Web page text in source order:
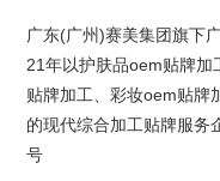
广东(广州)赛美集团旗下
21年以护肤品oem贴牌加
贴牌加工、彩妆oem贴牌
的现代综合加工贴牌服务
号